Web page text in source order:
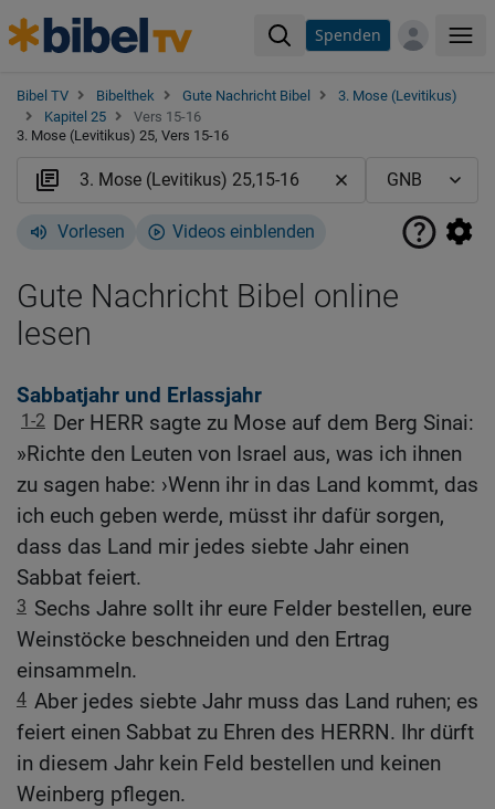
Spenden
Bibel TV Bibelthek Gute Nachricht Bibel
3. Mose (Levitikus)
Kapitel 25
Vers 15-16
3. Mose (Levitikus) 25, Vers 15-16
Vorlesen Videos einblenden
Gute Nachricht Bibel online
lesen
Sabbatjahr und Erlassjahr
1-2 Der HERR sagte zu Mose auf dem Berg Sinai:
»Richte den Leuten von Israel aus, was ich ihnen
zu sagen habe: ›Wenn ihr in das Land kommt, das
ich euch geben werde, müsst ihr dafür sorgen,
dass das Land mir jedes siebte Jahr einen
Sabbat feiert.
3 Sechs Jahre sollt ihr eure Felder bestellen, eure
Weinstöcke beschneiden und den Ertrag
einsammeln.
4 Aber jedes siebte Jahr muss das Land ruhen; es
feiert einen Sabbat zu Ehren des HERRN. Ihr dürft
in diesem Jahr kein Feld bestellen und keinen
Weinberg pflegen.